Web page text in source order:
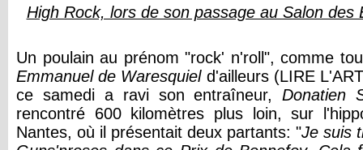
High Rock, lors de son passage au Salon des
Un poulain au prénom "rock' n'roll", comme
Emmanuel de Waresquield'ailleurs (LIRE
ce samedi a ravi son entraîneur,Donatien
rencontré 600 kilomètres plus loin, sur
Nantes, où il présentait deux partants: "Je suis